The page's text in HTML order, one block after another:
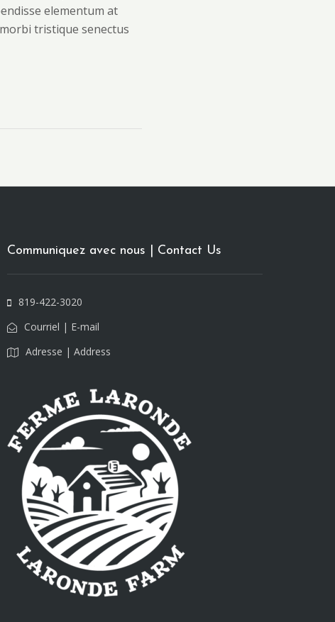
elementum at
tristique senectus
Communiquez avec nous | Contact Us
819-422-3020
Courriel | E-mail
Adresse | Address